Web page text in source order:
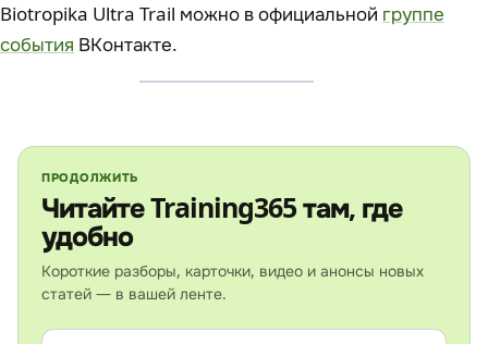
Biotropika Ultra Trail можно в официальной группе
события ВКонтакте.
ПРОДОЛЖИТЬ
Читайте Training365 там, где
удобно
Короткие разборы, карточки, видео и анонсы новых
статей — в вашей ленте.